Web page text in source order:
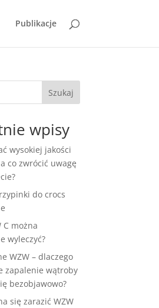
Publikacje
Szukaj
wpisy
wysokiej jakości
co zwrócić uwagę
do crocs
C można
wyleczyć?
WZW – dlaczego
zapalenie wątroby
bezobjawowo?
się zarazić WZW